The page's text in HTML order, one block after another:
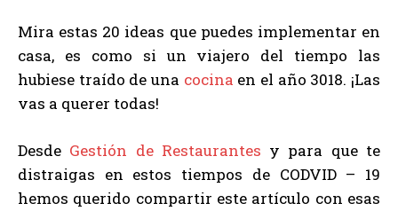
Mira estas 20 ideas que puedes implementar en
casa, es como si un viajero del tiempo las
hubiese traído de una cocina en el año 3018. ¡Las
vas a querer todas!
Desde Gestión de Restaurantes y para que te
distraigas en estos tiempos de CODVID – 19
hemos querido compartir este artículo con esas